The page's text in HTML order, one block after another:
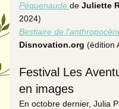
Péquenaude de Juliette
2024)
Bestiaire de
Disnovation.org (édition
Festival Les
en images
En octobre dernier, Julia